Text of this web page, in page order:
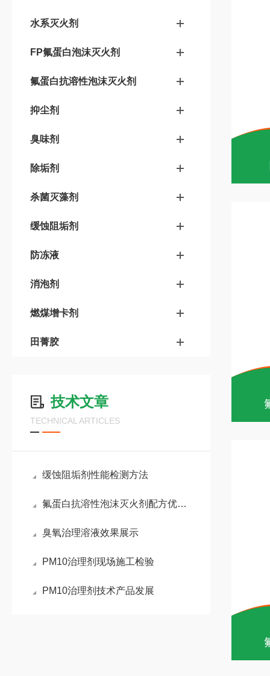
水系灭火剂
FP氟蛋白泡沫灭火剂
氟蛋白抗溶性泡沫灭火剂
抑尘剂
臭味剂
除垢剂
杀菌灭藻剂
缓蚀阻垢剂
防冻液
消泡剂
燃煤增卡剂
田菁胶
技术文章
TECHNICAL ARTICLES
缓蚀阻垢剂性能检测方法
氟蛋白抗溶性泡沫灭火剂配方优化及灭火性能表征
臭氧治理溶液效果展示
PM10治理剂现场施工检验
PM10治理剂技术产品发展